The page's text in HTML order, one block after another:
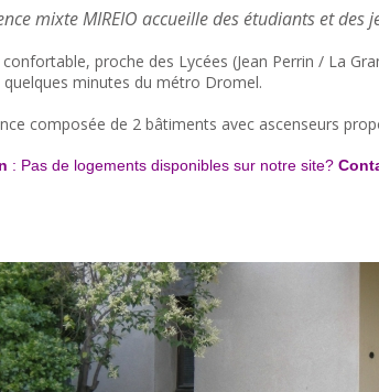
mixte MIREIO accueille des étudiants et des
proche des Lycées (Jean Perrin / La
quelques minutes du métro Dromel.
composée de 2 bâtiments avec ascenseurs
: Pas de logements disponibles sur notre site?